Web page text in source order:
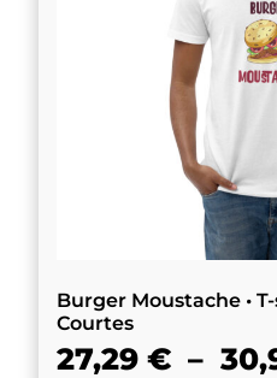
Burger Moustache •
Courtes
27,29€ –